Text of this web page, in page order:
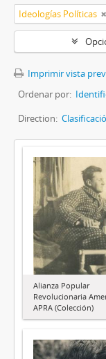
Ideologías Políticas
Imprimir vista
Ordenar por:
Direction:
Alianza Popular
Revolucionaria
APRA (Colección)